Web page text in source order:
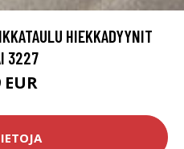
HIEKKADYYNIT
3227
EUR